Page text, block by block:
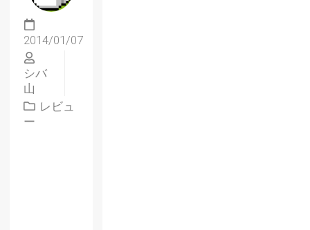
2014/01/07
シバ
山
レビュ
ー